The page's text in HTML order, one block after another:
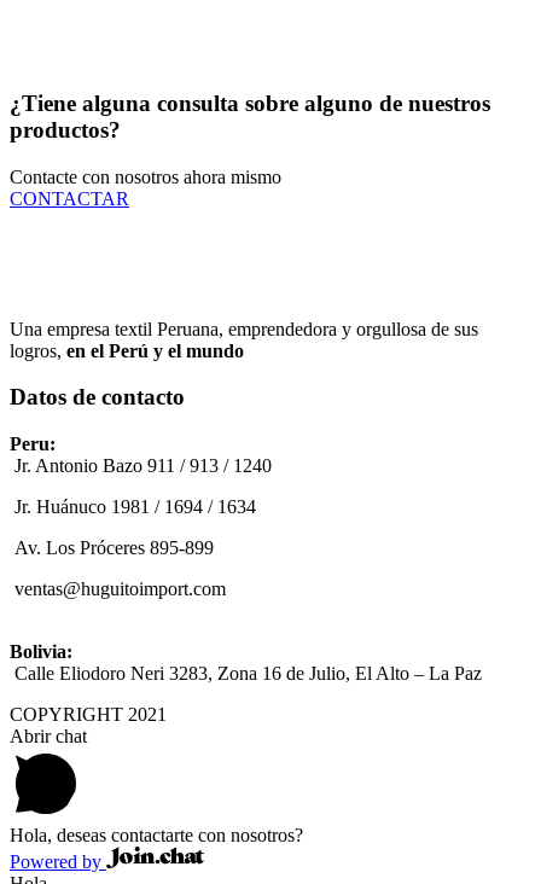
¿Tiene alguna consulta sobre alguno de nuestros
productos?
Contacte con nosotros ahora mismo
CONTACTAR
Una empresa textil Peruana, emprendedora y orgullosa de sus
logros, en el Perú y el mundo
Datos de contacto
Peru:
Jr. Antonio Bazo 911 / 913 / 1240
Jr. Huánuco 1981 / 1694 / 1634
Av. Los Próceres 895-899
ventas@huguitoimport.com
Bolivia:
Calle Eliodoro Neri 3283, Zona 16 de Julio, El Alto – La Paz
COPYRIGHT 2021
Abrir chat
Hola, deseas contactarte con nosotros?
Powered by